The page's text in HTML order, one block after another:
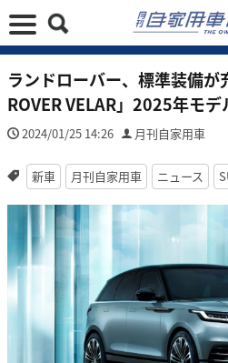
ランドローバー、標準装備が
ROVER VELAR」2025年モ
2024/01/25 14:26 月刊自家用車
新車 月刊自家用車 ニュース